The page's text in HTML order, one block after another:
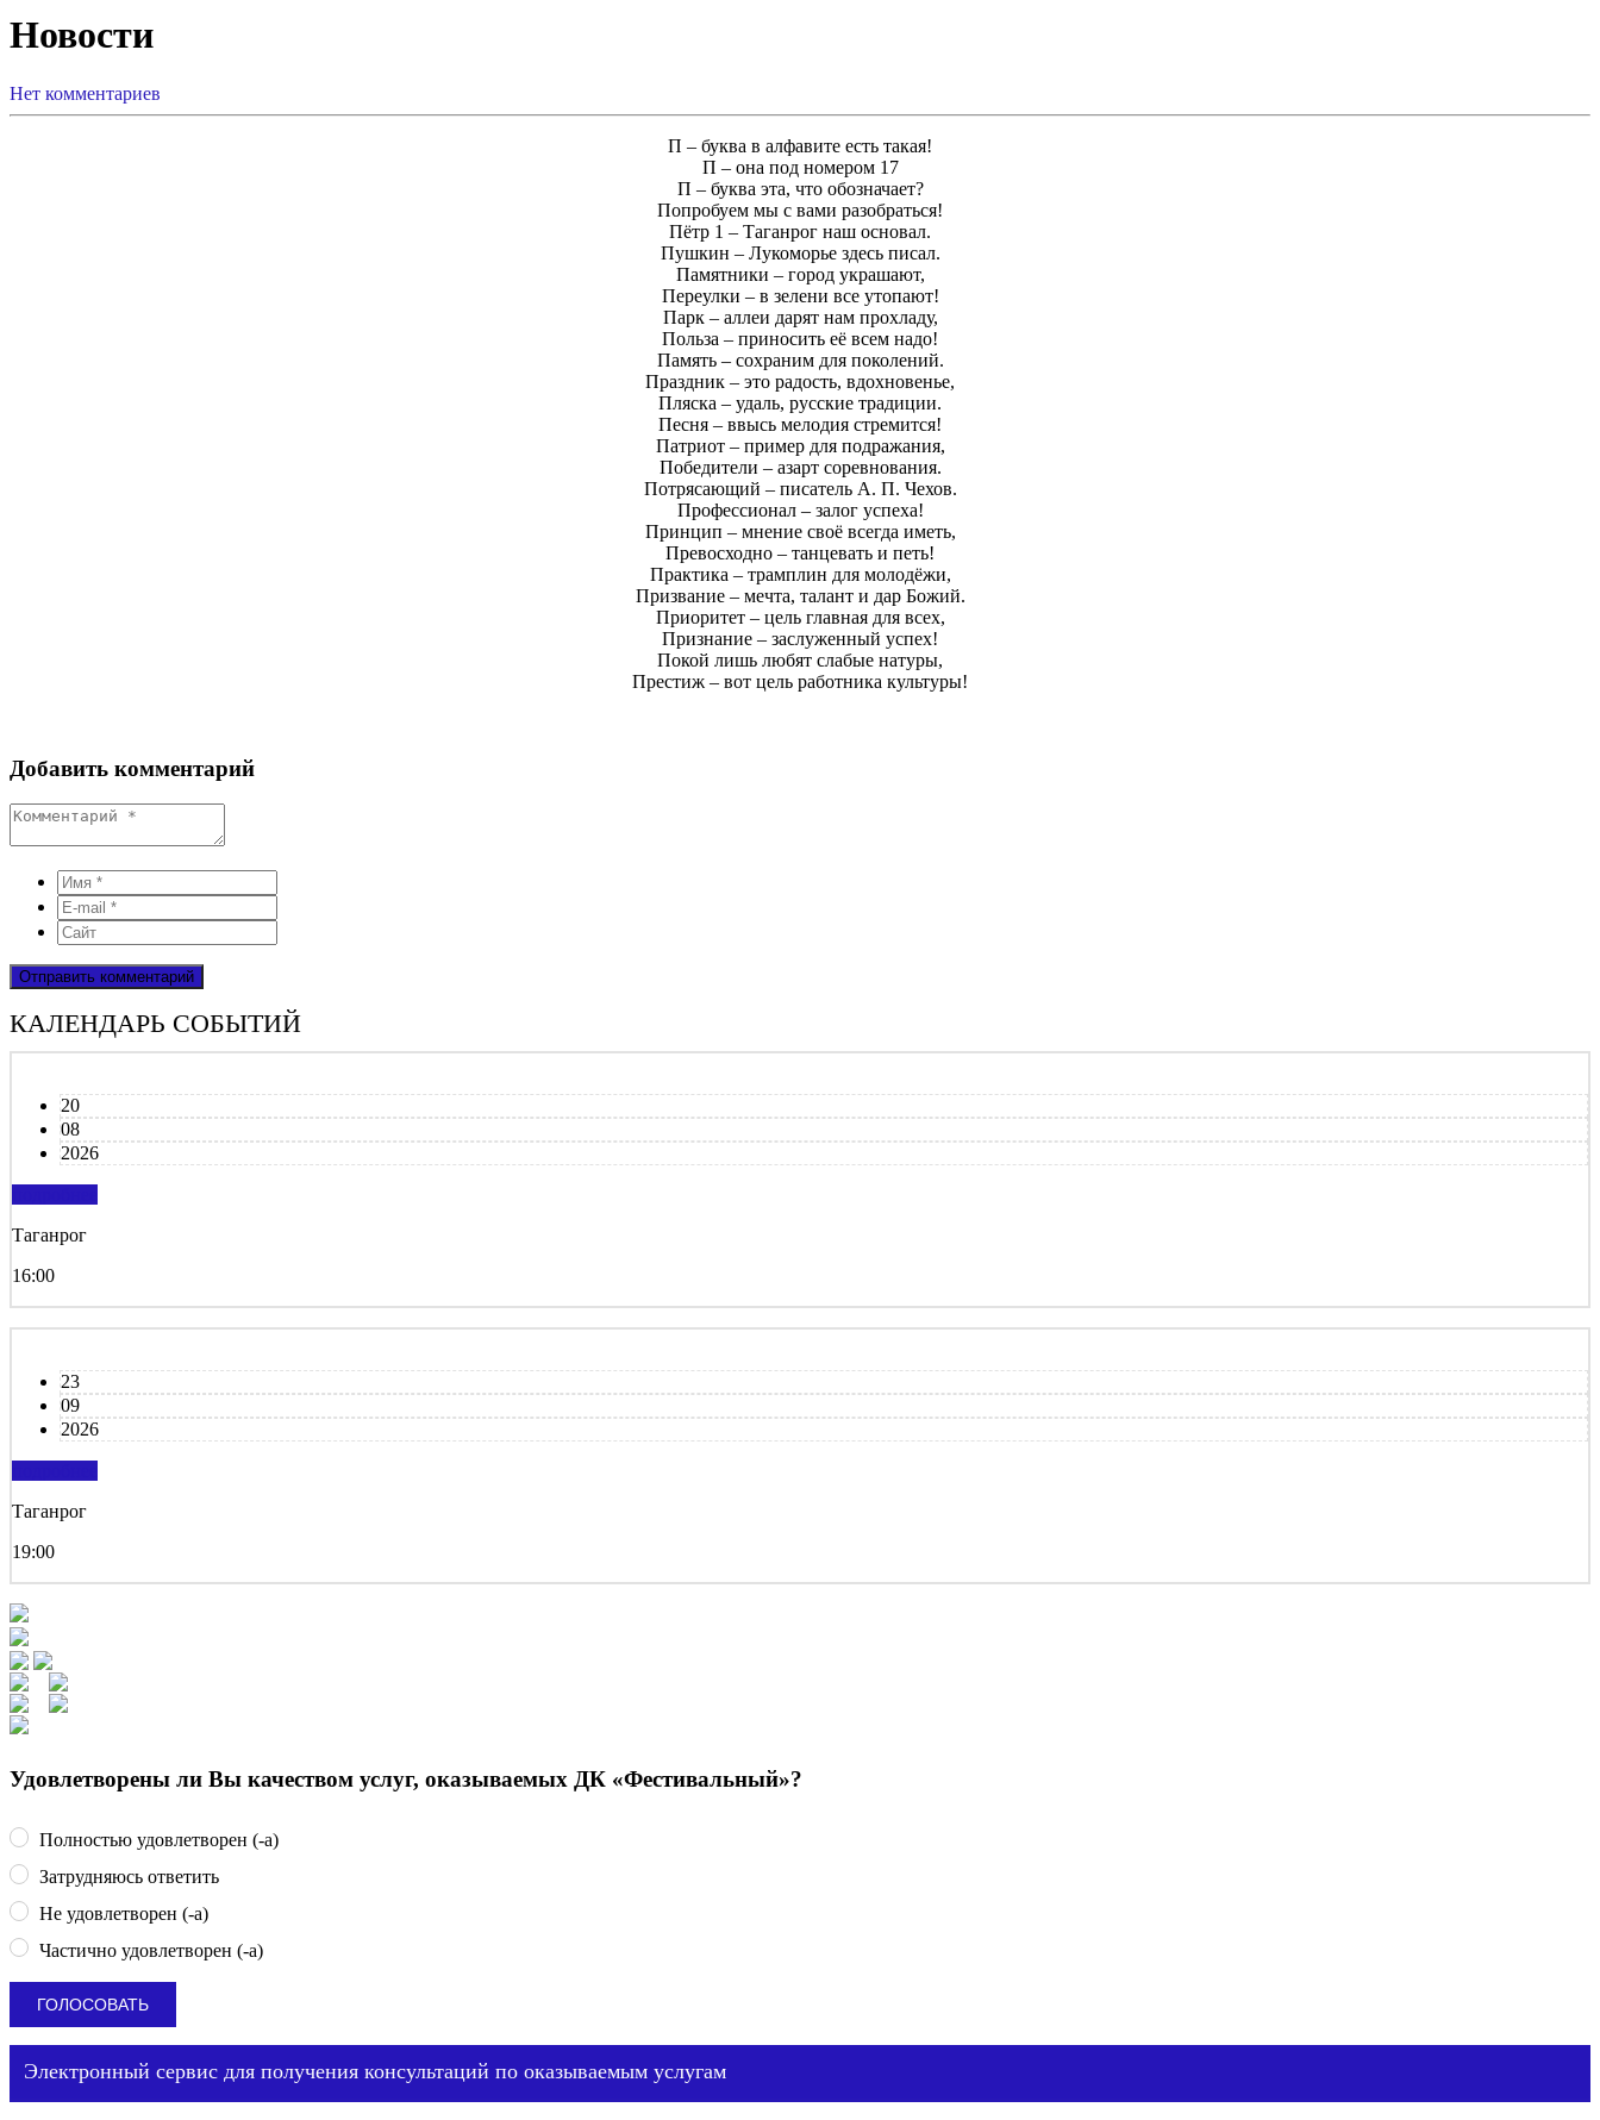
Новости
Нет комментариев
П – буква в алфавите есть такая!
П – она под номером 17
П – буква эта, что обозначает?
Попробуем мы с вами разобраться!
Пётр 1 – Таганрог наш основал.
Пушкин – Лукоморье здесь писал.
Памятники – город украшают,
Переулки – в зелени все утопают!
Парк – аллеи дарят нам прохладу,
Польза – приносить её всем надо!
Память – сохраним для поколений.
Праздник – это радость, вдохновенье,
Пляска – удаль, русские традиции.
Песня – ввысь мелодия стремится!
Патриот – пример для подражания,
Победители – азарт соревнования.
Потрясающий – писатель А. П. Чехов.
Профессионал – залог успеха!
Принцип – мнение своё всегда иметь,
Превосходно – танцевать и петь!
Практика – трамплин для молодёжи,
Призвание – мечта, талант и дар Божий.
Приоритет – цель главная для всех,
Признание – заслуженный успех!
Покой лишь любят слабые натуры,
Престиж – вот цель работника культуры!
Добавить комментарий
КАЛЕНДАРЬ СОБЫТИЙ
20
08
2026
Таганрог
16:00
23
09
2026
Таганрог
19:00
Удовлетворены ли Вы качеством услуг, оказываемых ДК «Фестивальный»?
Полностью удовлетворен (-а)
Затрудняюсь ответить
Не удовлетворен (-а)
Частично удовлетворен (-а)
Электронный сервис для получения консультаций по оказываемым услугам